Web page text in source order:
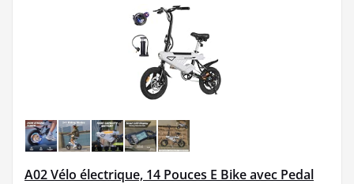
A02 Vélo électrique, 14 Pouces E Bike avec Pedal